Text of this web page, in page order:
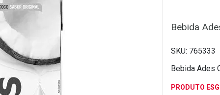
Bebida
765333
Bebida Ades
PRODUTO